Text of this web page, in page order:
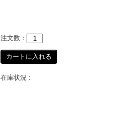
注文数：
カートに入れる
在庫状況 :